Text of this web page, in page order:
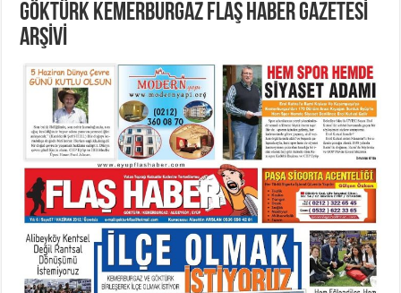
GÖKTÜRK KEMERBURGAZ FLAŞ HABER GAZETESİ
ARŞİVİ